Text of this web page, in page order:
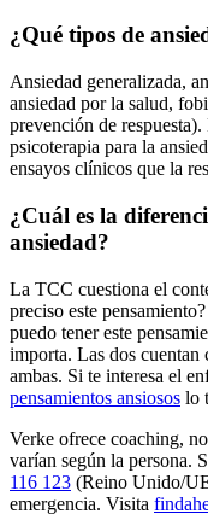
¿Qué tipos de
Ansiedad generalizada,
ansiedad por la salud,
prevención de
psicoterapia para la
ensayos clínicos que la
¿Cuál es la
ansiedad?
La TCC cuestiona el
preciso este
puedo tener este
importa. Las dos cuentan
ambas. Si te interesa el
pensamientos ansiosos lo
Verke ofrece coaching,
varían según la persona.
116 123 (Reino Unido/
emergencia. Visita